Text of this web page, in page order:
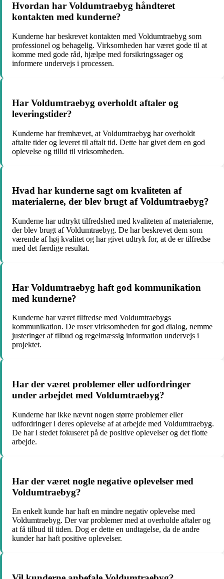
Hvordan har Voldumtraebyg håndteret
kontakten med kunderne?
Kunderne har beskrevet kontakten med Voldumtraebyg som
professionel og behagelig. Virksomheden har været gode til at
komme med gode råd, hjælpe med forsikringssager og
informere undervejs i processen.
Har Voldumtraebyg overholdt aftaler og
leveringstider?
Kunderne har fremhævet, at Voldumtraebyg har overholdt
aftalte tider og leveret til aftalt tid. Dette har givet dem en god
oplevelse og tillid til virksomheden.
Hvad har kunderne sagt om kvaliteten af
materialerne, der blev brugt af Voldumtraebyg?
Kunderne har udtrykt tilfredshed med kvaliteten af materialerne,
der blev brugt af Voldumtraebyg. De har beskrevet dem som
værende af høj kvalitet og har givet udtryk for, at de er tilfredse
med det færdige resultat.
Har Voldumtraebyg haft god kommunikation
med kunderne?
Kunderne har været tilfredse med Voldumtraebygs
kommunikation. De roser virksomheden for god dialog, nemme
justeringer af tilbud og regelmæssig information undervejs i
projektet.
Har der været problemer eller udfordringer
under arbejdet med Voldumtraebyg?
Kunderne har ikke nævnt nogen større problemer eller
udfordringer i deres oplevelse af at arbejde med Voldumtraebyg.
De har i stedet fokuseret på de positive oplevelser og det flotte
arbejde.
Har der været nogle negative oplevelser med
Voldumtraebyg?
En enkelt kunde har haft en mindre negativ oplevelse med
Voldumtraebyg. Der var problemer med at overholde aftaler og
at få tilbud til tiden. Dog er dette en undtagelse, da de andre
kunder har haft positive oplevelser.